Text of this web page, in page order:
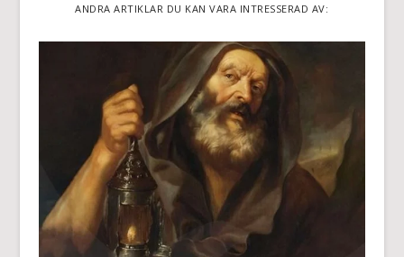
ANDRA ARTIKLAR DU KAN VARA INTRESSERAD AV: